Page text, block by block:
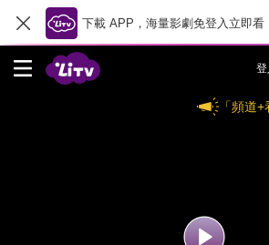
下載 APP，海量影劇免登入立即看
登
「頻道